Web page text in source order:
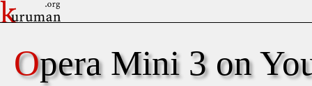
Opera Mini 3 on